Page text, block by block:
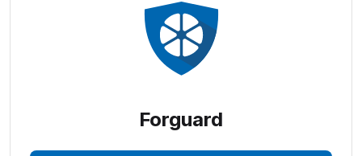
Forguard